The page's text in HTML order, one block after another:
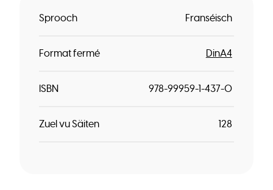
Sprooch Franséisch
Format fermé DinA4
ISBN 978-99959-1-437-0
Zuel vu Säiten 128